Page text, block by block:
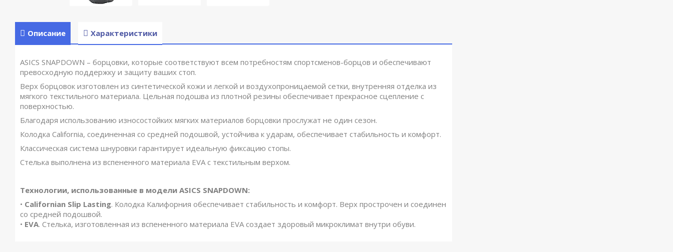
Описание Характеристики
ASICS SNAPDOWN – борцовки, которые соответствуют всем потребностям спортсменов-борцов и обеспечивают
превосходную поддержку и защиту ваших стоп.
Верх борцовок изготовлен из синтетической кожи и легкой и воздухопроницаемой сетки, внутренняя отделка из
мягкого текстильного материала. Цельная подошва из плотной резины обеспечивает прекрасное сцепление с
поверхностью.
Благодаря использованию износостойких мягких материалов борцовки прослужат не один сезон.
Колодка California, соединенная со средней подошвой, устойчива к ударам, обеспечивает стабильность и комфорт.
Классическая система шнуровки гарантирует идеальную фиксацию стопы.
Стелька выполнена из вспененного материала EVA с текстильным верхом.
Технологии, использованные в модели ASICS SNAPDOWN:
• Californian Slip Lasting. Колодка Калифорния обеспечивает стабильность и комфорт. Верх прострочен и соединен
со средней подошвой.
• EVA. Cтелька, изготовленная из вспененного материала EVA создает здоровый микроклимат внутри обуви.